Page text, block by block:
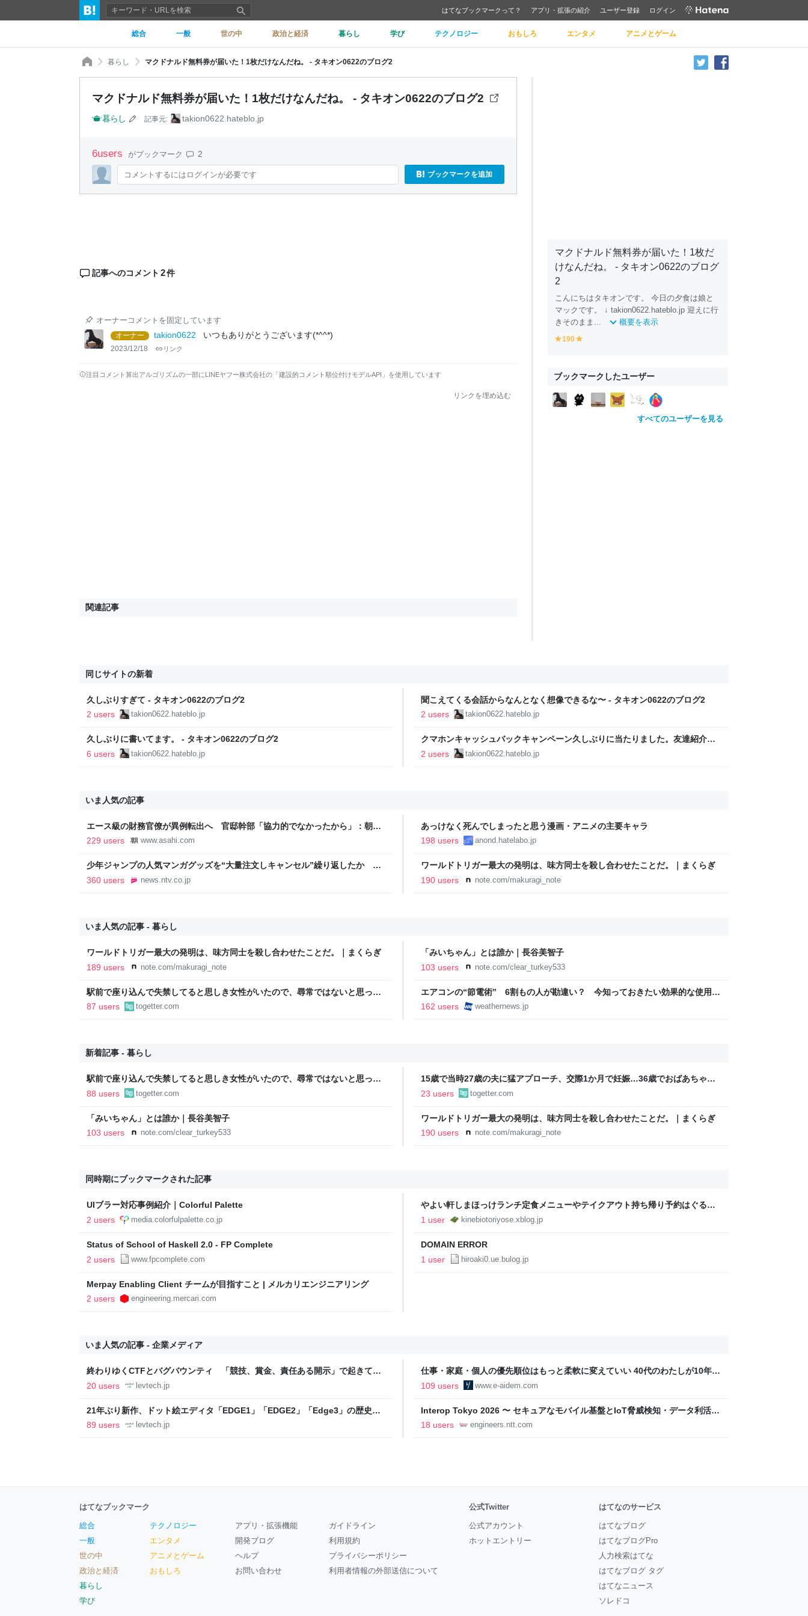
はてなブックマークって？ アプリ・拡張の紹介 ユーザー登録 ログイン
総合 一般 世の中 政治と経済 暮らし 学び テクノロジー おもしろ エンタメ アニメとゲーム
暮らし マクドナルド無料券が届いた！1枚だけなんだね。 - タキオン0622のブログ2
マクドナルド無料券が届いた！1枚だけなんだね。 - タキオン0622のブログ2
暮らし 記事元: takion0622.hateblo.jp
6users がブックマーク 2
コメントするにはログインが必要です ブックマークを追加
記事へのコメント 2件
オーナーコメントを固定しています
オーナー takion0622 いつもありがとうございます(*^^*)
2023/12/18 リンク
注目コメント算出アルゴリズムの一部にLINEヤフー株式会社の「建設的コメント順位付けモデルAPI」を使用しています
リンクを埋め込む
関連記事
マクドナルド無料券が届いた！1枚だ
けなんだね。 - タキオン0622のブログ
2
こんにちはタキオンです。 今日の夕食は娘と
マックです。 ↓ takion0622.hatebl o.jp 迎えに行
きそのまま...
概要を表示
y
o
w
190
o
ブックマークしたユーザー
すべてのユーザーを見る
同じサイトの新着
久しぶりすぎて - タキオン0622のブログ2
2 users
takion0622.hateblo.jp
聞こえてくる会話からなんとなく想像できるな〜 - タキオン0622のブログ2
2 users
takion0622.hateblo.jp
久しぶりに書いてます。 - タキオン0622のブログ2
6 users
takion0622.hateblo.jp
クマホンキャッシュバックキャンペーン久しぶりに当たりました。友達紹介キ
ャンペーンも！ - タキオン0622のブログ2
2 users takion0622.hateblo.jp
いま人気の記事
エース級の財務官僚が異例転出へ 官邸幹部「協力的でなかったから」：朝日
新聞
229 users www.asahi.com
あっけなく死んでしまったと思う漫画・アニメの主要キャラ
198 users
anond.hatelabo.jp
少年ジャンプの人気マンガグッズを“大量注文しキャンセル”繰り返したか 女
逮捕 総額43億円以上（2026年8月6日掲載）｜日テレNEWS NNN
360 users news.ntv.co.jp
ワールドトリガー最大の発明は、味方同士を殺し合わせたことだ。｜まくらぎ
190 users
note.com/makuragi_note
いま人気の記事 - 暮らし
ワールドトリガー最大の発明は、味方同士を殺し合わせたことだ。｜まくらぎ
189 users
note.com/makuragi_note
「みいちゃん」とは誰か｜長谷美智子
103 users
note.com/clear_turkey533
駅前で座り込んで失禁してると思しき女性がいたので、尋常ではないと思って
警察と救急を呼んでそばで見守っていたら、急に現れた女性に「あなた何して
るんですか！？」とスマホをはたき落とされた話
87 users togetter.com
エアコンの“節電術” 6割もの人が勘違い？ 今知っておきたい効果的な使用法
- ウェザーニュース
162 users weathernews.jp
新着記事 - 暮らし
駅前で座り込んで失禁してると思しき女性がいたので、尋常ではないと思って
警察と救急を呼んでそばで見守っていたら、急に現れた女性に「あなた何して
88 users togetter.com
15歳で当時27歳の夫に猛アプローチ、交際1か月で妊娠…36歳でおばあちゃん
になった女性と夫の話、正直笑えないし美談にはできないのでは？
23 users togetter.com
「みいちゃん」とは誰か｜長谷美智子
103 users
note.com/clear_turkey533
ワールドトリガー最大の発明は、味方同士を殺し合わせたことだ。｜まくらぎ
190 users
note.com/makuragi_note
同時期にブックマークされた記事
UIブラー対応事例紹介｜Colorful Palette
2 users
media.colorfulpalette.co.jp
やよい軒しまほっけランチ定食メニューやテイクアウト持ち帰り予約はぐるな
びで
1 user kinebiotoriyose.xblog.jp
Status of School of Haskell 2.0 - FP Complete
2 users
www.fpcomplete.com
DOMAIN ERROR
1 user
hiroaki0.ue.bulog.jp
Merpay Enabling Client チームが目指すこと | メルカリエンジニアリング
2 users
engineering.mercari.com
いま人気の記事 - 企業メディア
終わりゆくCTFとバグバウンティ 「競技、賞金、責任ある開示」で起きてい
ること【フォーカス】 - レバテックLAB
20 users levtech.jp
仕事・家庭・個人の優先順位はもっと柔軟に変えていい 40代のわたしが10年後
の自分に伝えたいこと - りっすん by イーアイデム
109 users www.e-aidem.com
21年ぶり新作、ドット絵エディタ「EDGE1」「EDGE2」「Edge3」の歴史に
ついて作者に聞く【フォーカス】 - レバテックLAB
89 users levtech.jp
Interop Tokyo 2026 〜 セキュアなモバイル基盤とIoT脅威検知・データ利活用
への取り組み 〜 - NTT docomo Business Engineers' Blog
18 users engineers.ntt.com
はてなブックマーク
総合
一般
世の中
政治と経済
暮らし
学び
テクノロジー
エンタメ
アニメとゲーム
おもしろ
アプリ・拡張機能
開発ブログ
ヘルプ
お問い合わせ
ガイドライン
利用規約
プライバシーポリシー
利用者情報の外部送信について
公式Twitter
公式アカウント
ホットエントリー
はてなのサービス
はてなブログ
はてなブログPro
人力検索はてな
はてなブログ タグ
はてなニュース
ソレドコ